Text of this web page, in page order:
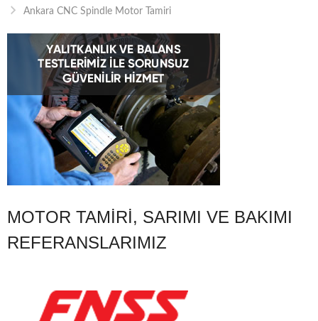
Ankara CNC Spindle Motor Tamiri
MOTOR TAMIRI, SARIMI VE BAKIMI
REFERANSLARIMIZ